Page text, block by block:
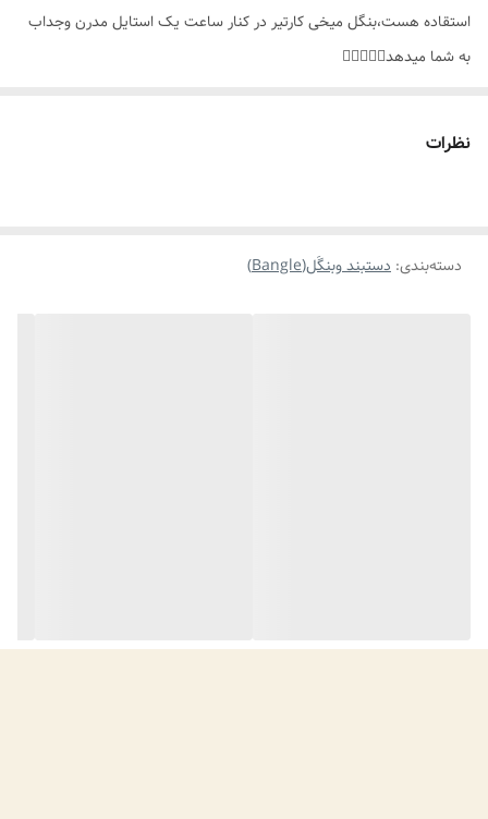
مناسب برای همه ی افراد(خانم ها_آقایان)
موارد استفاده
استقاده هست،بنگل میخی کارتیر در کنار ساعت یک استایل مدرن وجداب
به شما میدهد👌🏻✨️🤍😊
نظرات
دسته‌بندی: دستبند وبنگَل(Bangle)